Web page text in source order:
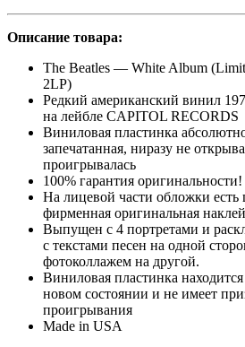
Описание товара:
The Beatles — White Album
2LP)
Редкий американский винил
на лейбле CAPITOL RECORDS
Виниловая пластинка
запечатанная, ниразу не
проигрывалась
100% гарантия оригинальности!
На лицевой части обложки есть
фирменная оригинальная
Выпущен с 4 портретами и
с текстами песен на одной
фотоколлажем на другой.
Виниловая пластинка
новом состоянии и не имеет
проигрывания
Made in USA